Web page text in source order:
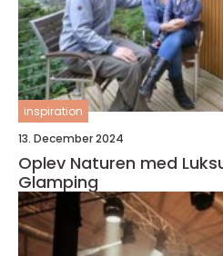
inspiration
13. December 2024
Oplev Naturen med
Glamping